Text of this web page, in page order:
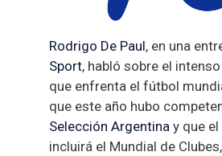
Rodrigo De Paul, en una
Sport, habló sobre el
que enfrenta el fútbol
que este año hubo
Selección Argentina y que
incluirá el Mundial de